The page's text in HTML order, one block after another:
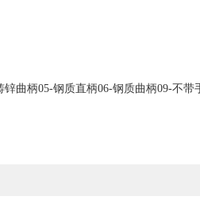
曲柄05-钢质直柄06-钢质曲柄09-不带